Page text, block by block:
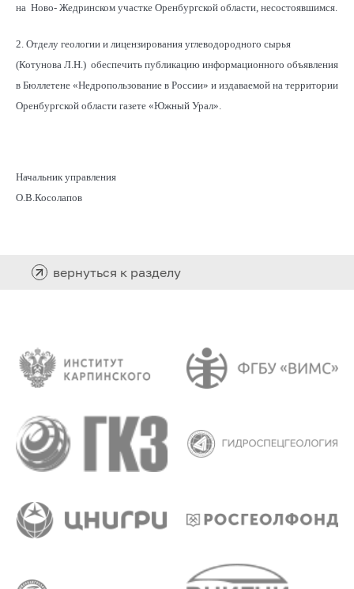
на Ново- Жедринском участке Оренбургской области, несостоявшимся.
2. Отделу геологии и лицензирования углеводородного сырья
(Котунова Л.Н.) обеспечить публикацию информационного объявления
в Бюллетене «Недропользование в России» и издаваемой на территории
Оренбургской области газете «Южный Урал».
Начальник управления
О.В.Косолапов
вернуться к разделу